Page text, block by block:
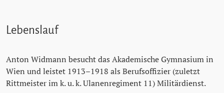
Lebenslauf
Anton Widmann besucht das Akademische Gymnasium in
Wien und leistet 1913–1918 als Berufsoffizier (zuletzt
Rittmeister im k. u. k. Ulanenregiment 11) Militärdienst.